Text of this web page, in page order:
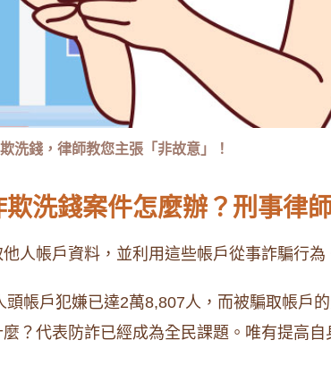
洗錢，律師教您主張「非故意」！
洗錢案件怎麼辦？刑事律
人帳戶資料，並利用這些帳戶從事詐騙行
帳戶犯嫌已達2萬8,807人，而被騙取帳戶
？代表防詐已經成為全民課題。唯有提高